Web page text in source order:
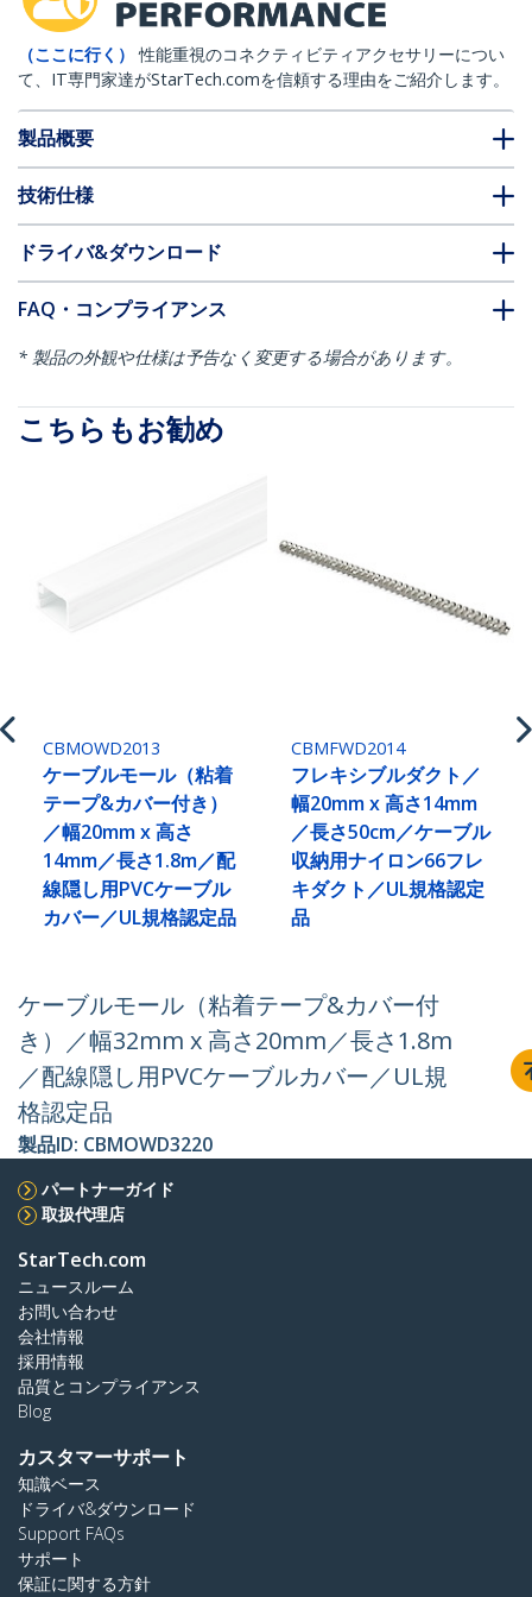
（ここに行く）
性能重視のコネクティビティアクセサリーについ
て、IT専門家達がStarTech.comを信頼する理由をご紹介します。
製品概要
技術仕様
ドライバ&ダウンロード
FAQ・コンプライアンス
* 製品の外観や仕様は予告なく変更する場合があります。
こちらもお勧め
CBMOWD2013
ケーブルモール（粘着
テープ&カバー付き）
／幅20mm x 高さ
14mm／長さ1.8m／配
線隠し用PVCケーブル
カバー／UL規格認定品
CBMFWD2014
フレキシブルダクト／
幅20mm x 高さ14mm
／長さ50cm／ケーブル
収納用ナイロン66フレ
キダクト／UL規格認定
品
ケーブルモール（粘着テープ&カバー付
き）／幅32mm x 高さ20mm／長さ1.8m
／配線隠し用PVCケーブルカバー／UL規
格認定品
製品ID: CBMOWD3220
パートナーガイド
取扱代理店
StarTech.com
ニュースルーム
お問い合わせ
会社情報
採用情報
品質とコンプライアンス
Blog
カスタマーサポート
知識ベース
ドライバ&ダウンロード
Support FAQs
サポート
保証に関する方針